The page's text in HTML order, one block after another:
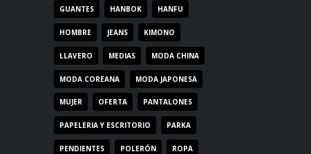
GUANTES HANBOK HANFU
HOMBRE JEANS KIMONO
LLAVERO MEDIAS MODA CHINA
MODA COREANA MODA JAPONESA
MUJER OFERTA PANTALONES
PAPELERIA Y ESCRITORIO PARKA
PENDIENTES POLERÓN ROPA